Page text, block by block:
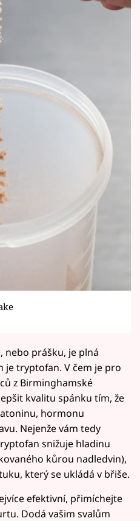
nebo prášku, je plná
je tryptofan. V čem je pro
z Birminghamské
kvalitu spánku tím, že
hormonu
Nejenže vám tedy
snižuje hladinu
kůrou nadledvin),
který se ukládá v břiše.
efektivní, přimíchejte
Dodá vašim svalům